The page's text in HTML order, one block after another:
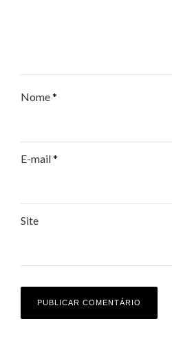
Nome*
E-mail*
Site